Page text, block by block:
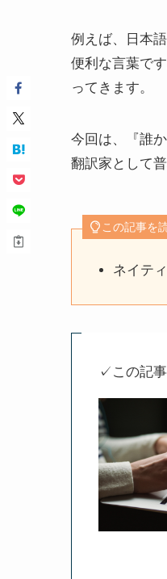
例えば、日本
便利な言葉で
ってきます。
今回は、『誰
翻訳家として
この記事を
ネイテ
✓この記